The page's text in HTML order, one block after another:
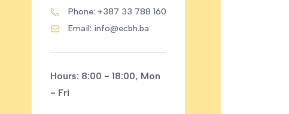
Phone: +387 33 788 160
Email: info@ecbh.ba
Hours: 8:00 - 18:00, Mon
- Fri